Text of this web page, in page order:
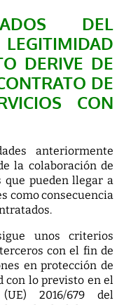
DEL
DERIVE DE
DE
CON
anteriormente
la colaboración de
que pueden llegar a
como consecuencia
unos criterios
con el fin de
en protección de
con lo previsto en el
2016/679 del